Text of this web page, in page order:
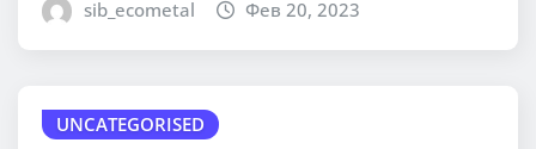
sib_ecometal Фев 20, 2023
UNCATEGORISED